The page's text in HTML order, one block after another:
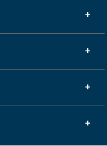
+
+
+
+